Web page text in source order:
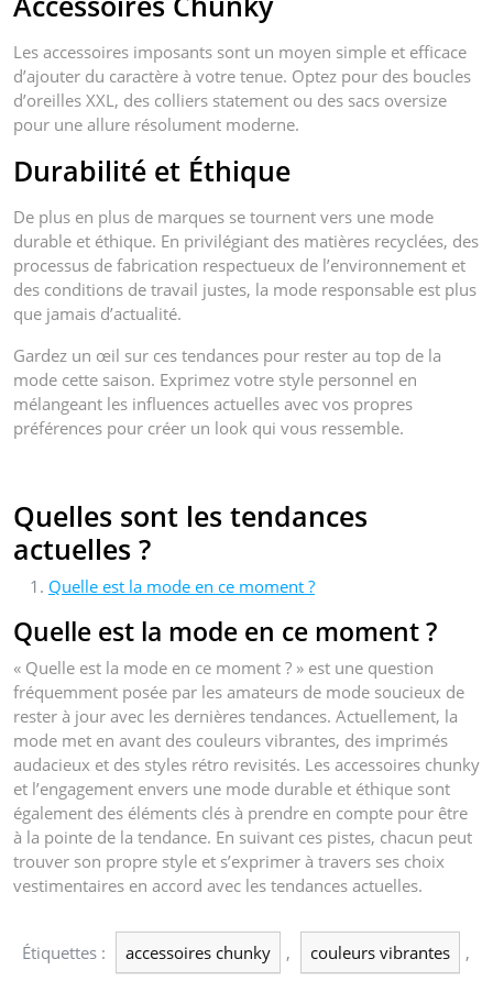
Les accessoires imposants sont un moyen simple et efficace
d’ajouter du caractère à votre tenue. Optez pour des boucles
d’oreilles XXL, des colliers statement ou des sacs oversize
pour une allure résolument moderne.
Durabilité et Éthique
De plus en plus de marques se tournent vers une mode
durable et éthique. En privilégiant des matières recyclées, des
processus de fabrication respectueux de l’environnement et
des conditions de travail justes, la mode responsable est plus
que jamais d’actualité.
Gardez un œil sur ces tendances pour rester au top de la
mode cette saison. Exprimez votre style personnel en
mélangeant les influences actuelles avec vos propres
préférences pour créer un look qui vous ressemble.
Quelles sont les tendances
actuelles ?
Quelle est la mode en ce moment ?
Quelle est la mode en ce moment ?
« Quelle est la mode en ce moment ? » est une question
fréquemment posée par les amateurs de mode soucieux de
rester à jour avec les dernières tendances. Actuellement, la
mode met en avant des couleurs vibrantes, des imprimés
audacieux et des styles rétro revisités. Les accessoires chunky
et l’engagement envers une mode durable et éthique sont
également des éléments clés à prendre en compte pour être
à la pointe de la tendance. En suivant ces pistes, chacun peut
trouver son propre style et s’exprimer à travers ses choix
vestimentaires en accord avec les tendances actuelles.
Étiquettes : accessoires chunky , couleurs vibrantes ,